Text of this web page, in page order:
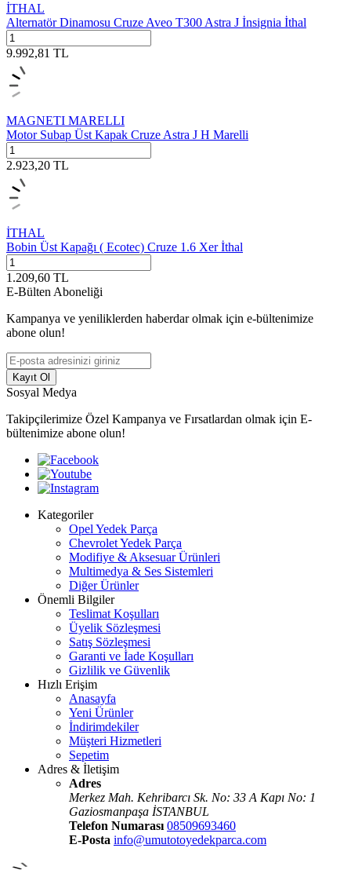
İTHAL
Alternatör Dinamosu Cruze Aveo T300 Astra J İnsignia İthal
9.992,81 TL
MAGNETI MARELLI
Motor Subap Üst Kapak Cruze Astra J H Marelli
2.923,20 TL
İTHAL
Bobin Üst Kapağı ( Ecotec) Cruze 1.6 Xer İthal
1.209,60 TL
E-Bülten Aboneliği
Kampanya ve yeniliklerden haberdar olmak için e-bültenimize
abone olun!
Kayıt Ol
Sosyal Medya
Takipçilerimize Özel Kampanya ve Fırsatlardan olmak için E-
bültenimize abone olun!
Kategoriler
Opel Yedek Parça
Chevrolet Yedek Parça
Modifiye & Aksesuar Ürünleri
Multimedya & Ses Sistemleri
Diğer Ürünler
Önemli Bilgiler
Teslimat Koşulları
Üyelik Sözleşmesi
Satış Sözleşmesi
Garanti ve İade Koşulları
Gizlilik ve Güvenlik
Hızlı Erişim
Anasayfa
Yeni Ürünler
İndirimdekiler
Müşteri Hizmetleri
Sepetim
Adres & İletişim
Adres
Merkez Mah. Kehribarcı Sk. No: 33 A Kapı No: 1
Gaziosmanpaşa İSTANBUL
Telefon Numarası 08509693460
E-Posta info@umutotoyedekparca.com